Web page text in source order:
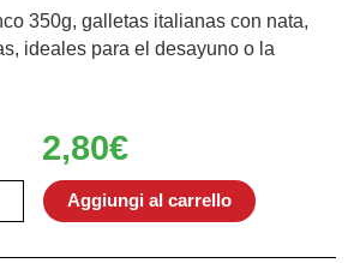
350g, galletas italianas con nata,
ideales para el desayuno o la
2,80€
Aggiungi al carrello